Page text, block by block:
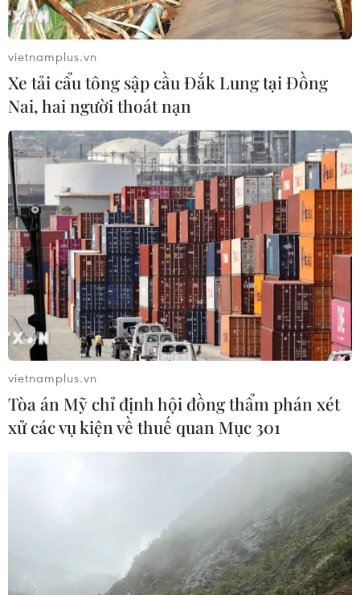
vietnamplus.vn
Xe tải cẩu tông sập cầu Đắk Lung tại Đồng
Nai, hai người thoát nạn
vietnamplus.vn
Tòa án Mỹ chỉ định hội đồng thẩm phán xét
xử các vụ kiện về thuế quan Mục 301